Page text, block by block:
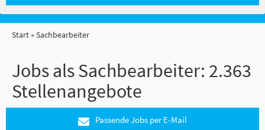
Start Sachbearbeiter
Jobs als Sachbearbeiter: 2.363
Stellenangebote
Passende Jobs per E-Mail